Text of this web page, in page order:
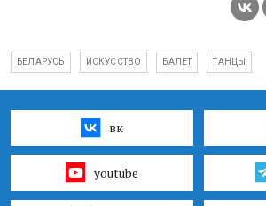
БЕЛАРУСЬ ИСКУССТВО БАЛЕТ ТАНЦЫ
вк
youtube